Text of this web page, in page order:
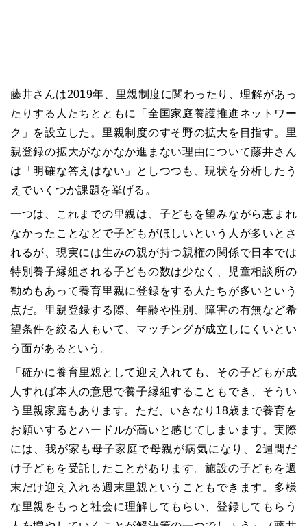
藤井さんは2019年、里親制度に関わったり、理解があっ
たりする人たちとともに「全国家庭養護推進ネットワー
ク」を設立した。里親制度のすそ野の拡大を目指す。里
親登録の拡大がなかなか進まない理由について藤井さん
は「明確な答えはない」としつつも、現状を分析したう
えでいくつか課題を挙げる。
一つは、これまでの里親は、子どもを望みながら恵まれ
なかったことなどで子どもがほしいという人が多いとさ
れるが、現実には生みの親が持つ親権の関係で日本では
特別養子縁組される子どもの数は少なく、児童相談所の
勧めもあって養育里親に登録をする人たちが多いという
点だ。里親登録する際、年齢や性別、障害の有無など希
望条件を絞る人もいて、マッチングが成立しにくいとい
う面があるという。
「確かに養育里親として迎え入れても、その子どもが成
人すれば本人の意思で養子縁組することもでき、そうい
う里親家庭もあります。ただ、いきなり18歳まで養育を
お願いするとハードルが高いと感じてしまいます。実際
には、我が家も母子家庭で母親が病気になり、2週間だ
け子どもを受託したことがあります。施設の子どもを週
末だけ迎え入れる週末里親ということもできます。多様
な里親をもっと社会に理解してもらい、登録してもらう